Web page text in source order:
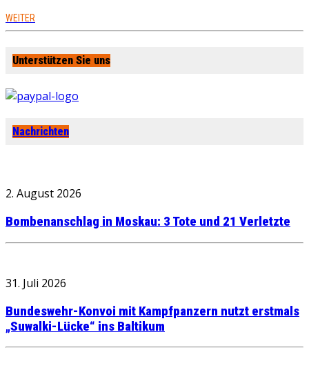
WEITER
Unterstützen Sie uns
Nachrichten
2. August 2026
Bombenanschlag in Moskau: 3 Tote und 21 Verletzte
31. Juli 2026
Bundeswehr-Konvoi mit Kampfpanzern nutzt erstmals
„Suwalki-Lücke“ ins Baltikum